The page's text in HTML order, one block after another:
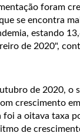
foram
se encontra
estando
de 2020",
de 2020, o
crescimento
foi a oitava taxa
de